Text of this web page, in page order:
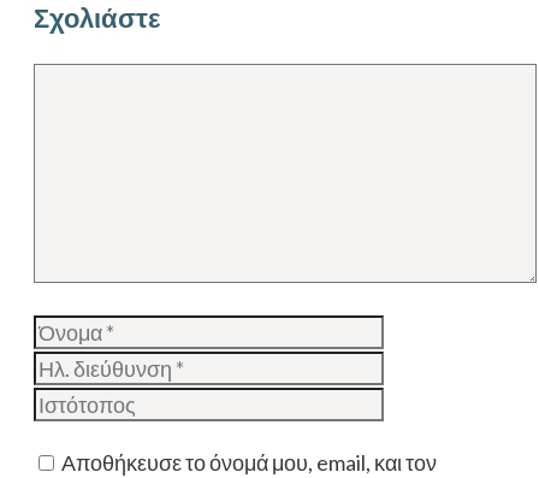
Σχολιάστε
Όνομα
Αποθήκευσε το όνομά μου, email, και τον